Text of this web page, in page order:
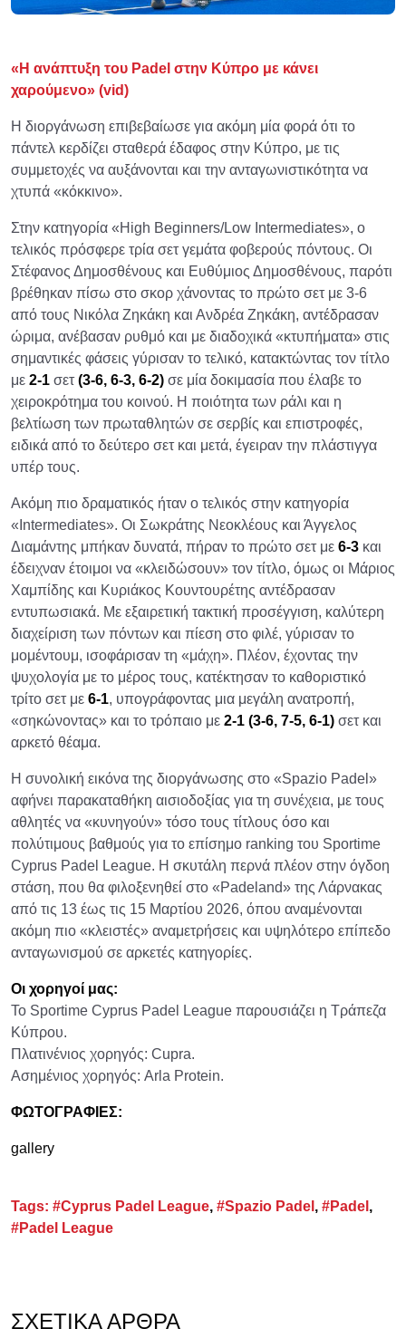
«Η ανάπτυξη του Padel στην Κύπρο με κάνει
χαρούμενο» (vid)
Η διοργάνωση επιβεβαίωσε για ακόμη μία φορά ότι το
πάντελ κερδίζει σταθερά έδαφος στην Κύπρο, με τις
συμμετοχές να αυξάνονται και την ανταγωνιστικότητα να
χτυπά «κόκκινο».
Στην κατηγορία «High Beginners/Low Intermediates», ο
τελικός πρόσφερε τρία σετ γεμάτα φοβερούς πόντους. Οι
Στέφανος Δημοσθένους και Ευθύμιος Δημοσθένους, παρότι
βρέθηκαν πίσω στο σκορ χάνοντας το πρώτο σετ με 3-6
από τους Νικόλα Ζηκάκη και Ανδρέα Ζηκάκη, αντέδρασαν
ώριμα, ανέβασαν ρυθμό και με διαδοχικά «κτυπήματα» στις
σημαντικές φάσεις γύρισαν το τελικό, κατακτώντας τον τίτλο
με 2-1 σετ(3-6, 6-3, 6-2) σε μία δοκιμασία που έλαβε το
χειροκρότημα του κοινού. Η ποιότητα των ράλι και η
βελτίωση των πρωταθλητών σε σερβίς και επιστροφές,
ειδικά από το δεύτερο σετ και μετά, έγειραν την πλάστιγγα
υπέρ τους.​
Ακόμη πιο δραματικός ήταν ο τελικός στην κατηγορία
«Intermediates». Οι Σωκράτης Νεοκλέους και Άγγελος
Διαμάντης μπήκαν δυνατά, πήραν το πρώτο σετ με 6-3 και
έδειχναν έτοιμοι να «κλειδώσουν» τον τίτλο, όμως οι Μάριος
Χαμπίδης και Κυριάκος Κουντουρέτης αντέδρασαν
εντυπωσιακά. Με εξαιρετική τακτική προσέγγιση, καλύτερη
διαχείριση των πόντων και πίεση στο φιλέ, γύρισαν το
μομέντουμ, ισοφάρισαν τη «μάχη». Πλέον, έχοντας την
ψυχολογία με το μέρος τους, κατέκτησαν το καθοριστικό
τρίτο σετ με 6-1, υπογράφοντας μια μεγάλη ανατροπή,
«σηκώνοντας» και το τρόπαιο με 2-1 (3-6, 7-5, 6-1) σετ και
αρκετό θέαμα.​
Η συνολική εικόνα της διοργάνωσης στο «Spazio Padel»
αφήνει παρακαταθήκη αισιοδοξίας για τη συνέχεια, με τους
αθλητές να «κυνηγούν» τόσο τους τίτλους όσο και
πολύτιμους βαθμούς για το επίσημο ranking του Sportime
Cyprus Padel League. Η σκυτάλη περνά πλέον στην όγδοη
στάση, που θα φιλοξενηθεί στο «Padeland» της Λάρνακας
από τις 13 έως τις 15 Μαρτίου 2026, όπου αναμένονται
ακόμη πιο «κλειστές» αναμετρήσεις και υψηλότερο επίπεδο
ανταγωνισμού σε αρκετές κατηγορίες.
Οι χορηγοί μας:
Το Sportime Cyprus Padel League παρουσιάζει η Τράπεζα
Κύπρου.​
Πλατινένιος χορηγός: Cupra.
Ασημένιος χορηγός: Arla Protein.
ΦΩΤΟΓΡΑΦΙΕΣ:
gallery
Tags: #Cyprus Padel League, #Spazio Padel , #Padel ,
#Padel League
ΣΧΕΤΙΚΆ ΆΡΘΡΑ